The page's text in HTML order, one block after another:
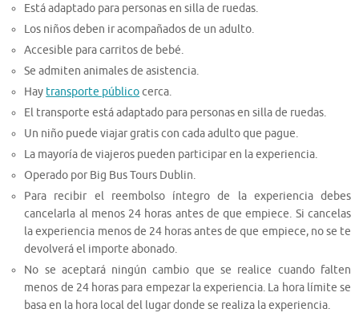
Está adaptado para personas en silla de ruedas.
Los niños deben ir acompañados de un adulto.
Accesible para carritos de bebé.
Se admiten animales de asistencia.
Hay transporte públicocerca.
El transporte está adaptado para personas en silla de ruedas.
Un niño puede viajar gratis con cada adulto que pague.
La mayoría de viajeros pueden participar en la experiencia.
Operado por Big Bus Tours Dublin.
Para recibir el reembolso íntegro de la experiencia debes
cancelarla al menos 24 horas antes de que empiece. Si cancelas
la experiencia menos de 24 horas antes de que empiece, no se te
devolverá el importe abonado.
No se aceptará ningún cambio que se realice cuando falten
menos de 24 horas para empezar la experiencia. La hora límite se
basa en la hora local del lugar donde se realiza la experiencia.